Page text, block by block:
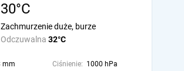
30°C
Odczuwalna 32°C
Zachmurzenie duże, burze
mm Ciśnienie: 1000 hPa